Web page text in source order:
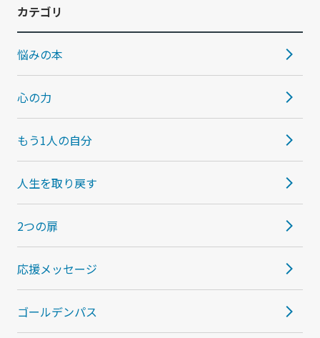
カテゴリ
悩みの本
心の力
もう1人の自分
人生を取り戻す
2つの扉
応援メッセージ
ゴールデンパス